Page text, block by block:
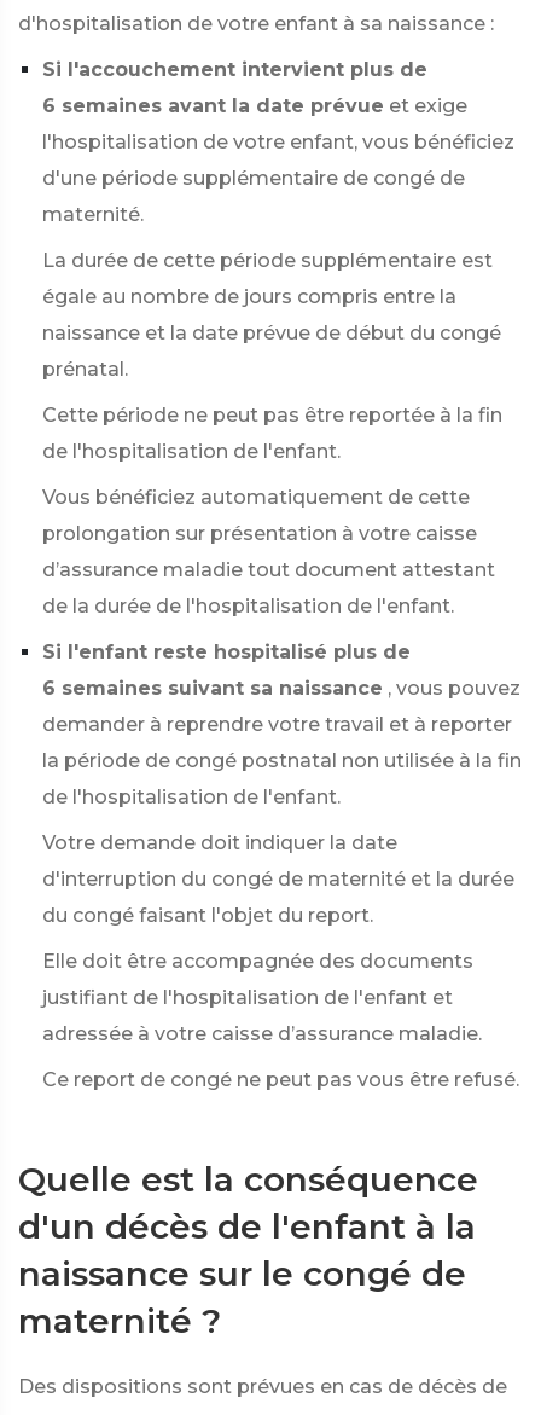
d'hospitalisation de votre enfant à sa naissance :
Si l'accouchement intervient plus de
6 semaines avant la date prévue et exige
l'hospitalisation de votre enfant, vous bénéficiez
d'une période supplémentaire de congé de
maternité.
La durée de cette période supplémentaire est
égale au nombre de jours compris entre la
naissance et la date prévue de début du congé
prénatal.
Cette période ne peut pas être reportée à la fin
de l'hospitalisation de l'enfant.
Vous bénéficiez automatiquement de cette
prolongation sur présentation à votre caisse
d’assurance maladie tout document attestant
de la durée de l'hospitalisation de l'enfant.
Si l'enfant reste hospitalisé plus de
6 semaines suivant sa naissance , vous pouvez
demander à reprendre votre travail et à reporter
la période de congé postnatal non utilisée à la fin
de l'hospitalisation de l'enfant.
Votre demande doit indiquer la date
d'interruption du congé de maternité et la durée
du congé faisant l'objet du report.
Elle doit être accompagnée des documents
justifiant de l'hospitalisation de l'enfant et
adressée à votre caisse d’assurance maladie.
Ce report de congé ne peut pas vous être refusé.
Quelle est la conséquence
d'un décès de l'enfant à la
naissance sur le congé de
maternité ?
Des dispositions sont prévues en cas de décès de